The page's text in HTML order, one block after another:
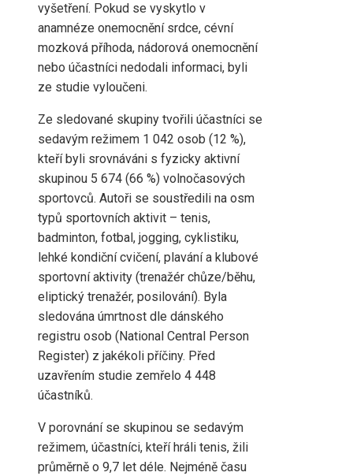
vyšetření. Pokud se vyskytlo v
anamnéze onemocnění srdce, cévní
mozková příhoda, nádorová onemocnění
nebo účastníci nedodali informaci, byli
ze studie vyloučeni.
Ze sledované skupiny tvořili účastníci se
sedavým režimem 1 042 osob (12 %),
kteří byli srovnáváni s fyzicky aktivní
skupinou 5 674 (66 %) volnočasových
sportovců. Autoři se soustředili na osm
typů sportovních aktivit – tenis,
badminton, fotbal, jogging, cyklistiku,
lehké kondiční cvičení, plavání a klubové
sportovní aktivity (trenažér chůze/běhu,
eliptický trenažér, posilování). Byla
sledována úmrtnost dle dánského
registru osob (National Central Person
Register) z jakékoli příčiny. Před
uzavřením studie zemřelo 4 448
účastníků.
V porovnání se skupinou se sedavým
režimem, účastníci, kteří hráli tenis, žili
průměrně o 9,7 let déle. Nejméně času